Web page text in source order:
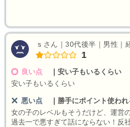
ｓさん｜30代後半｜男性｜
1
良い点
安い子もいるくらい
安い子もいるくらい
悪い点
勝手にポイント使われ
女の子のレベルもそうだけど、運営
過去一で悪すぎて話にならない！反